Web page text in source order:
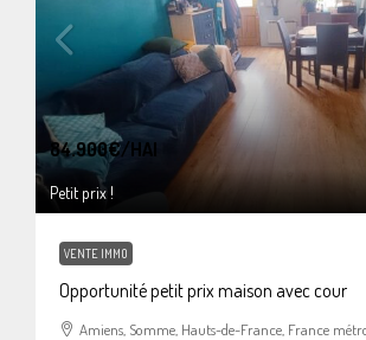
84.900€/HAI
Petit prix !
VENTE IMMO
Opportunité petit prix maison avec cour
Amiens, Somme, Hauts-de-France, France